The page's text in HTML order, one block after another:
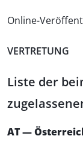
Online-
VERTRETUNG
Liste der
AT —